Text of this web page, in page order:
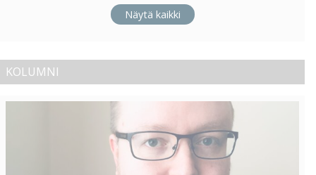
Näytä kaikki
KOLUMNI